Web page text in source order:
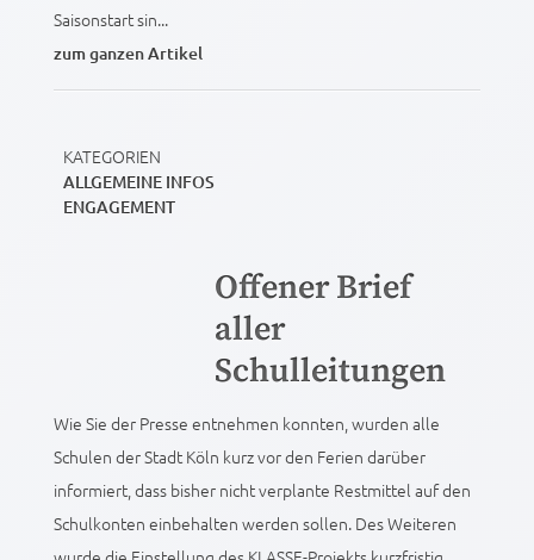
Saisonstart sin...
zum ganzen Artikel
KATEGORIEN
ALLGEMEINE INFOS
ENGAGEMENT
Offener Brief
aller
Schulleitungen
Wie Sie der Presse entnehmen konnten, wurden alle
Schulen der Stadt Köln kurz vor den Ferien darüber
informiert, dass bisher nicht verplante Restmittel auf den
Schulkonten einbehalten werden sollen. Des Weiteren